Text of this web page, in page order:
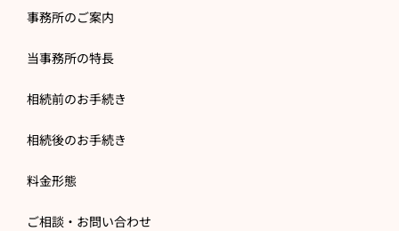
事務所のご案内
当事務所の特長
相続前のお手続き
相続後のお手続き
料金形態
ご相談・お問い合わせ